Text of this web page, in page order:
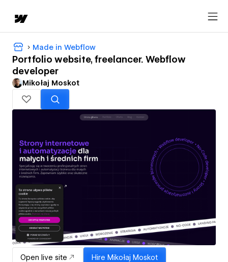
Made in Webflow
Portfolio website, freelancer. Webflow
developer
Mikołaj Moskot
Open live site Hire Mikołaj Moskot